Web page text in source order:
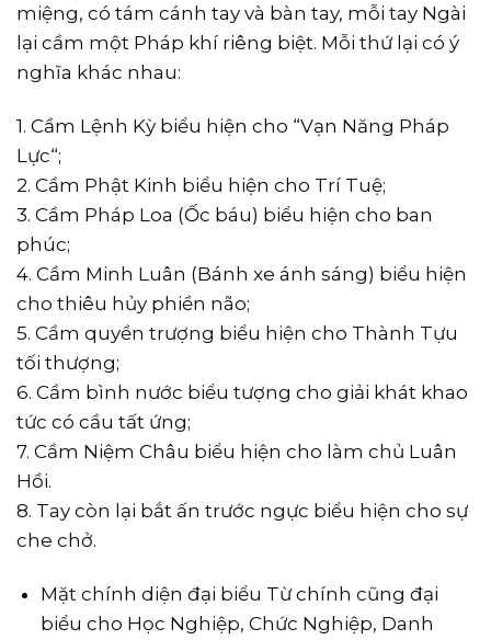
miệng, có tám cánh tay và bàn tay, mỗi tay Ngài
lại cầm một Pháp khí riêng biệt. Mỗi thứ lại có ý
nghĩa khác nhau:
1. Cầm Lệnh Kỳ biểu hiện cho “Vạn Năng Pháp
Lực“;
2. Cầm Phật Kinh biểu hiện cho Trí Tuệ;
3. Cầm Pháp Loa (Ốc báu) biểu hiện cho ban
phúc;
4. Cầm Minh Luân (Bánh xe ánh sáng) biểu hiện
cho thiêu hủy phiền não;
5. Cầm quyền trượng biểu hiện cho Thành Tựu
tối thượng;
6. Cầm bình nước biểu tượng cho giải khát khao
tức có cầu tất ứng;
7. Cầm Niệm Châu biểu hiện cho làm chủ Luân
Hồi.
8. Tay còn lại bắt ấn trước ngực biểu hiện cho sự
che chở.
Mặt chính diện đại biểu Từ chính cũng đại
biểu cho Học Nghiệp, Chức Nghiệp, Danh